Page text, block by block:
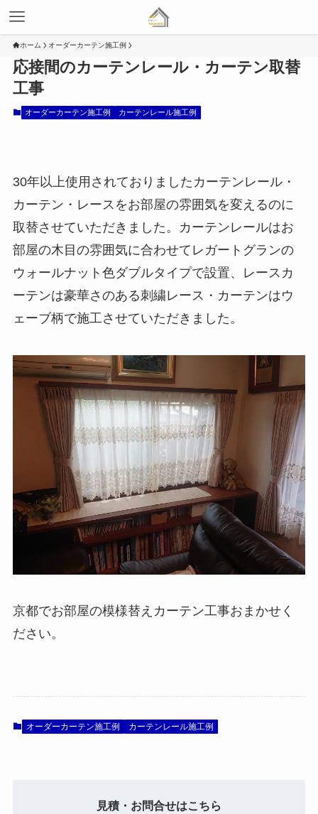
ホーム オーダーカーテン施工例
応接間のカーテンレール・カーテン取替
工事
オーダーカーテン施工例 カーテンレール施工例
30年以上使用されておりましたカーテンレール・
カーテン・レースをお部屋の雰囲気を変えるのに
取替させていただきました。カーテンレールはお
部屋の木目の雰囲気に合わせてレガートグランの
ウォールナット色ダブルタイプで設置、レースカ
ーテンは豪華さのある刺繍レース・カーテンはウ
ェーブ柄で施工させていただきました。
京都でお部屋の模様替えカーテン工事おまかせく
ださい。
オーダーカーテン施工例 カーテンレール施工例
見積・お問合せはこちら